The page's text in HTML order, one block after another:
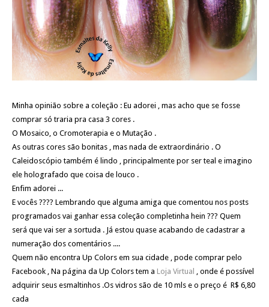
Minha opinião sobre a coleção : Eu adorei , mas acho que se fosse
comprar só traria pra casa 3 cores .
O Mosaico, o Cromoterapia e o Mutação .
As outras cores são bonitas , mas nada de extraordinário . O
Caleidoscópio também é lindo , principalmente por ser teal e imagino
ele holografado que coisa de louco .
Enfim adorei ...
E vocês ???? Lembrando que alguma amiga que comentou nos posts
programados vai ganhar essa coleção completinha hein ??? Quem
será que vai ser a sortuda . Já estou quase acabando de cadastrar a
numeração dos comentários ....
Quem não encontra Up Colors em sua cidade , pode comprar pelo
Facebook , Na página da Up Colors tem a Loja Virtual
, onde é possível
adquirir seus esmaltinhos .Os vidros são de 10 mls e o preço é R$ 6,80
cada